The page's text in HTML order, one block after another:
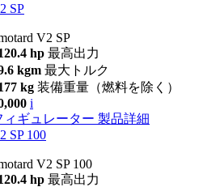
SP
V2 SP
hp 最高出力
kgm 最大トルク
kg 装備重量（燃料を除く）
i
ィギュレーター 製品詳細
SP 100
V2 SP 100
hp 最高出力